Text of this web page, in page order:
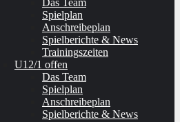
Das Team
Spielplan
Anschreibeplan
Spielberichte & News
Trainingszeiten
U12/1 offen
Das Team
Spielplan
Anschreibeplan
Spielberichte & News